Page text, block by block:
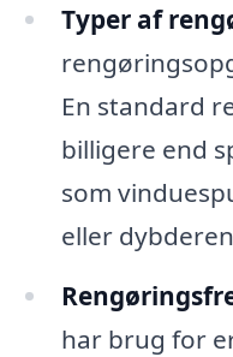
Typer af
En standard
billigere end
som
eller
har brug for